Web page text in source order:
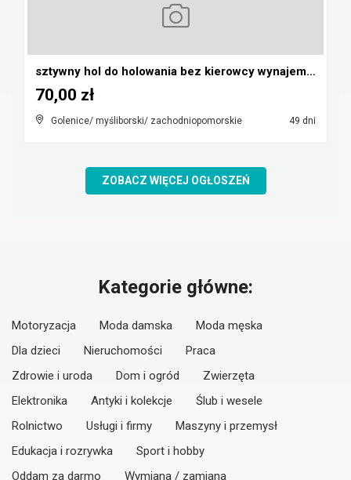
sztywny hol do holowania bez kierowcy wynajem 99 z...
Golenice/ myśliborski/ zachodniopomorskie 49 dni
70,00 zł
ZOBACZ WIĘCEJ OGŁOSZEŃ
Kategorie główne:
Motoryzacja Moda damska
Moda męska
Dla dzieci
Nieruchomości
Praca
Zdrowie i uroda
Dom i ogród
Zwierzęta
Elektronika
Antyki i kolekcje
Ślub i wesele
Rolnictwo
Usługi i firmy
Maszyny i przemysł
Edukacja i rozrywka
Sport i hobby
Oddam za darmo
Wymiana / zamiana